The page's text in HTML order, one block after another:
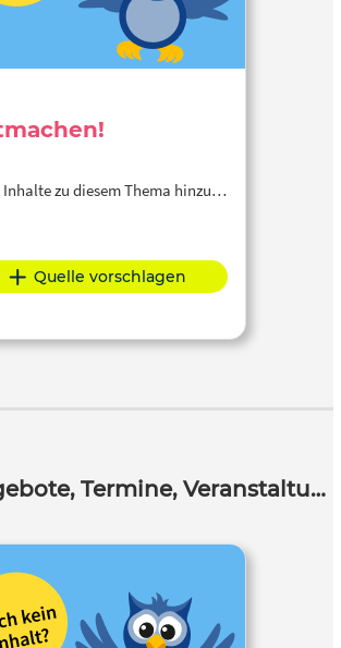
Inhalte zu diesem Thema hinzu…
Quelle vorschlagen
Bildungsangebote, Termine, Veranstaltungen